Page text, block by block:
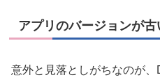
アプリのバージョンが
意外と見落としがちなのが